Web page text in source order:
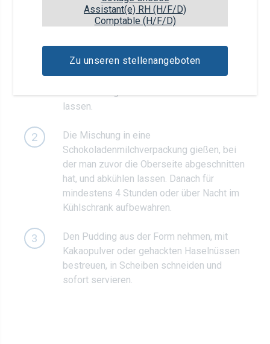
Assistant(e) RH (H/F/D)
Comptable (H/F/D)
Zu unseren stellenangeboten
Zubereitung
Milch, Schokolade, Zucker und Agar-Agar in
einen Topf geben und zum Kochen bringen.
lassen.
2
Die Mischung in eine
Schokoladenmilchverpackung gießen, bei
der man zuvor die Oberseite abgeschnitten
hat, und abkühlen lassen. Danach für
mindestens 4 Stunden oder über Nacht im
Kühlschrank aufbewahren.
3
Den Pudding aus der Form nehmen, mit
Kakaopulver oder gehackten Haselnüssen
bestreuen, in Scheiben schneiden und
sofort servieren.